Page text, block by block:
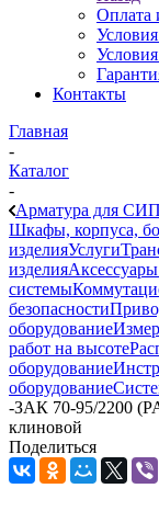
Оплата
Контакты
Главная
-
Каталог
-
Арматура для
Шкафы, корпуса,
изделияУслуги
изделия
системы
безопасности
оборудование
работ на высоте
оборудование
оборудование
-ЗАК 70-95/2200
клиновой
Поделиться